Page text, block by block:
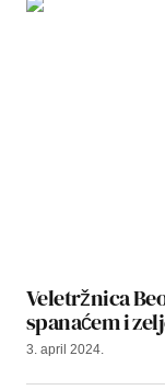
Veletržnica
spanaćem i
3. april 2024.